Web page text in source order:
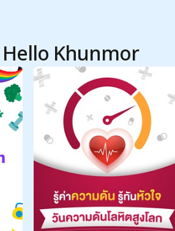
Hello Khunmor